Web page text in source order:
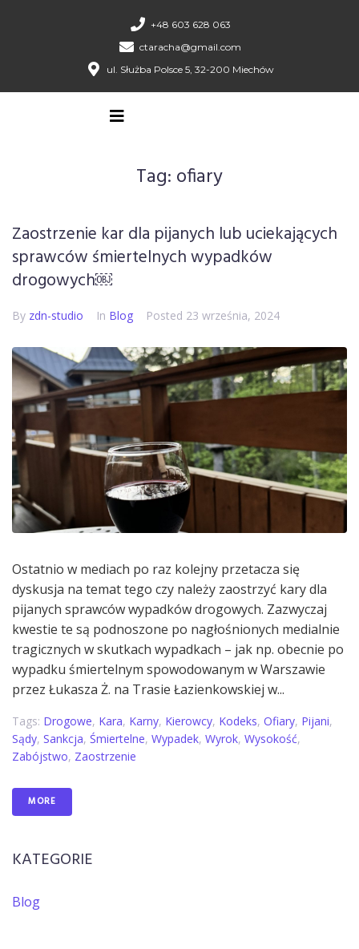
+48 603 628 063
ctaracha@gmail.com
ul. Służba Polsce 5, 32-200 Miechów
Tag: ofiary
Zaostrzenie kar dla pijanych lub uciekających
sprawców śmiertelnych wypadków
drogowych￼
By zdn-studio In Blog Posted 23 września, 2024
Ostatnio w mediach po raz kolejny przetacza się
dyskusja na temat tego czy należy zaostrzyć kary dla
pijanych sprawców wypadków drogowych. Zazwyczaj
kwestie te są podnoszone po nagłośnionych medialnie
tragicznych w skutkach wypadkach – jak np. obecnie po
wypadku śmiertelnym spowodowanym w Warszawie
przez Łukasza Ż. na Trasie Łazienkowskiej w...
Tags: Drogowe, Kara, Karny, Kierowcy, Kodeks, Ofiary, Pijani,
Sądy, Sankcja, Śmiertelne, Wypadek, Wyrok, Wysokość,
Zabójstwo, Zaostrzenie
MORE
KATEGORIE
Blog